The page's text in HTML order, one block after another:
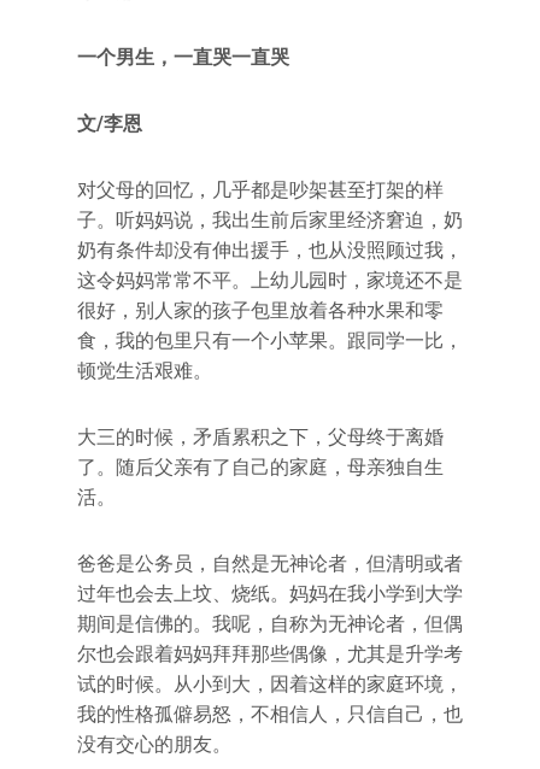
一个男生，一直哭一直哭
文/李恩
对父母的回忆，几乎都是吵架甚至打架的样
子。听妈妈说，我出生前后家里经济窘迫，奶
奶有条件却没有伸出援手，也从没照顾过我，
这令妈妈常常不平。上幼儿园时，家境还不是
很好，别人家的孩子包里放着各种水果和零
食，我的包里只有一个小苹果。跟同学一比，
顿觉生活艰难。
大三的时候，矛盾累积之下，父母终于离婚
了。随后父亲有了自己的家庭，母亲独自生
活。
爸爸是公务员，自然是无神论者，但清明或者
过年也会去上坟、烧纸。妈妈在我小学到大学
期间是信佛的。我呢，自称为无神论者，但偶
尔也会跟着妈妈拜拜那些偶像，尤其是升学考
试的时候。从小到大，因着这样的家庭环境，
我的性格孤僻易怒，不相信人，只信自己，也
没有交心的朋友。